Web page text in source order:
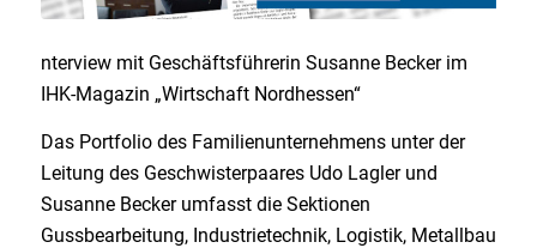
nterview mit Geschäftsführerin Susanne Becker im
IHK-Magazin „Wirtschaft Nordhessen“
Das Portfolio des Familienunternehmens unter der
Leitung des Geschwisterpaares Udo Lagler und
Susanne Becker umfasst die Sektionen
Gussbearbeitung, Industrietechnik, Logistik, Metallbau